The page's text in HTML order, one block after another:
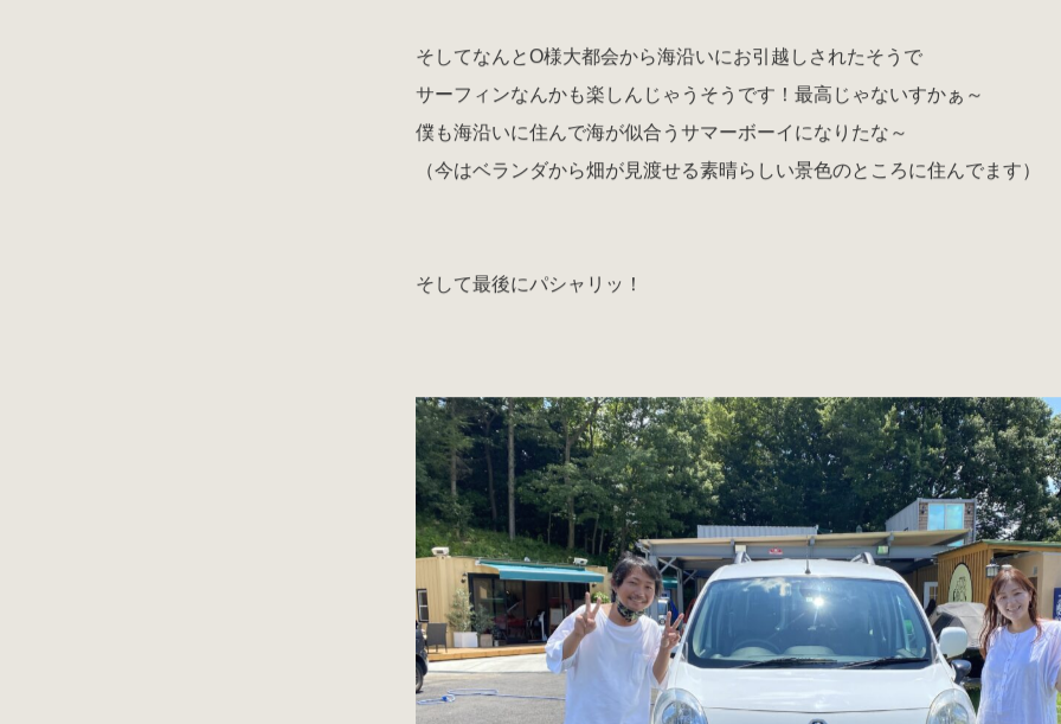
そしてなんとO様大都会から海沿いにお引越しされたそうで
サーフィンなんかも楽しんじゃうそうです！最高じゃないすかぁ～
僕も海沿いに住んで海が似合うサマーボーイになりたな～
（今はベランダから畑が見渡せる素晴らしい景色のところに住んでます）
そして最後にパシャリッ！